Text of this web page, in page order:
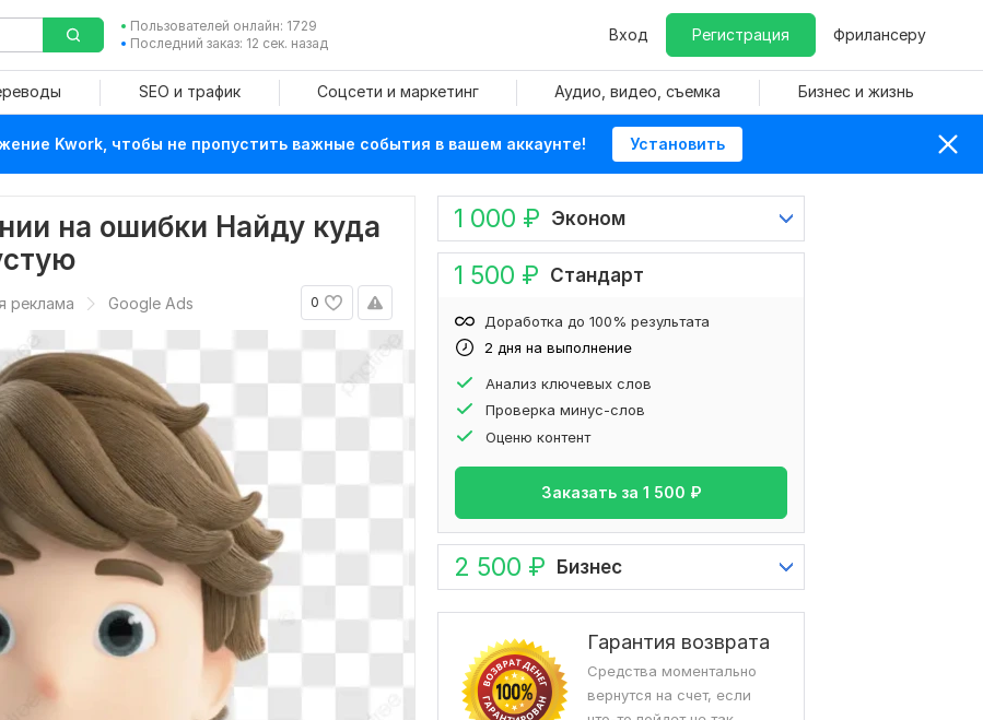
Пользователей онлайн: 1729
Последний заказ: 12 сек. назад
Вход Регистрация Фрилансеру
SEO и трафик Соцсети и маркетинг Аудио, видео, съемка Бизнес и жизнь
Kwork, чтобы не пропустить важные события в вашем аккаунте! Установить
на ошибки Найду куда
0
реклама Google Ads
1 000 ₽ Эконом
1 500 ₽ Стандарт
2 дня на выполнение
Доработка до 100% результата
Анализ ключевых слов
Проверка минус-слов
Оценю контент
Заказать за 1 500 ₽
2 500 ₽ Бизнес
Гарантия возврата
Средства моментально
вернутся на счет, если